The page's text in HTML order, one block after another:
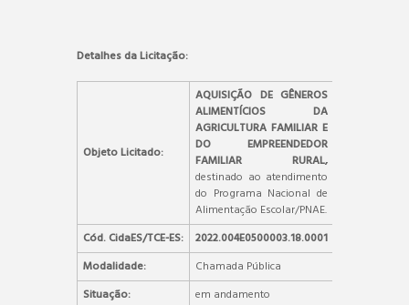
Detalhes da Licitação:
Objeto Licitado:
AQUISIÇÃO DE GÊNEROS
ALIMENTÍCIOS DA
AGRICULTURA FAMILIAR E
DO EMPREENDEDOR
FAMILIAR RURAL,
destinado ao atendimento
do Programa Nacional de
Alimentação Escolar/PNAE.
Cód. CidaES/TCE-ES:
2022.004E0500003.18.0001
Modalidade:
Chamada Pública
Situação:
em andamento